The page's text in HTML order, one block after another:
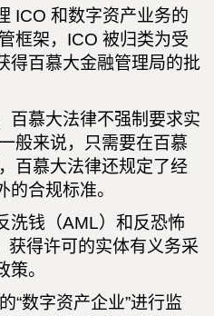
ICO 和数字资产业务的
框架，ICO 被归类为受
得百慕大金融管理局的批
百慕大法律不强制要求实
般来说，只需要在百慕
百慕大法律还规定了经
合规标准。
洗钱（AML）和反恐怖
获得许可的实体有义务采
。
“数字资产企业”进行监